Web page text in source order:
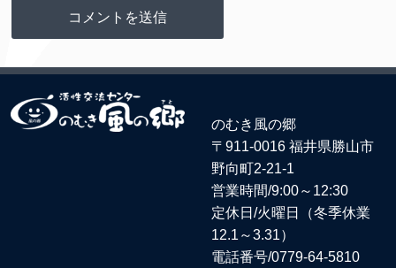
のむき風の郷
〒911-0016 福井県勝山市
野向町2-21-1
営業時間/9:00～12:30
定休日/火曜日（冬季休業
12.1～3.31）
電話番号/0779-64-5810